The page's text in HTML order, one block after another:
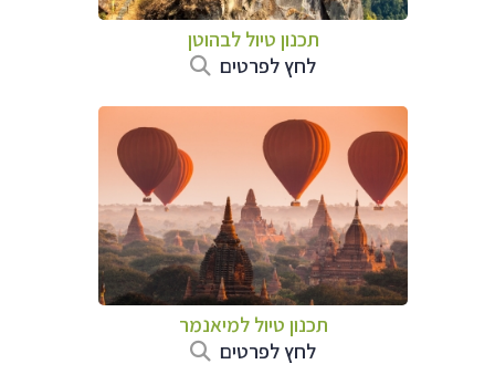
תכנון טיול לבהוטן
לחץ לפרטים
תכנון טיול למיאנמר
לחץ לפרטים